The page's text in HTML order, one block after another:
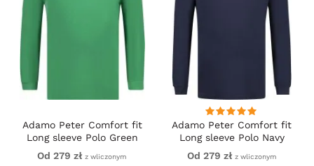
Adamo Peter Comfort fit
Long sleeve Polo Green
Od 279 zł z wliczonym
Adamo Peter Comfort fit
Long sleeve Polo Navy
Od 279 zł z wliczonym